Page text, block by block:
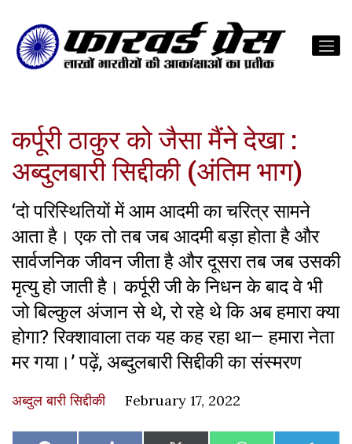
कर्पूरी ठाकुर को जैसा मैंने देखा :
अब्दुलबारी सिद्दीकी (अंतिम भाग)
‘दो परिस्थितियों में आम आदमी का चरित्र सामने
आता है। एक तो तब जब आदमी बड़ा होता है और
सार्वजनिक जीवन जीता है और दूसरा तब जब उसकी
मृत्यु हो जाती है। कर्पूरी जी के निधन के बाद वे भी
जो बिल्कुल अंजान से थे, रो रहे थे कि अब हमारा क्या
होगा? रिक्शावाला तक यह कह रहा था– हमारा नेता
मर गया।’ पढ़ें, अब्दुलबारी सिद्दीकी का संस्मरण
अब्दुल बारी सिद्दीकी February 17, 2022